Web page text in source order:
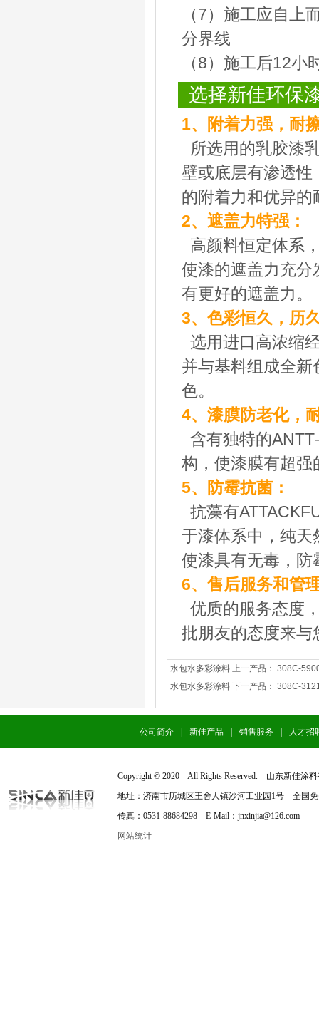
（7）施工应自上
分界线
（8）施工后12
选择新佳环保
1、附着力强，耐
所选用的乳胶漆
壁或底层有渗透
的附着力和优异的
2、遮盖力特强：
高颜料恒定体系
使漆的遮盖力充分
有更好的遮盖力。
3、色彩恒久，历
选用进口高浓缩
并与基料组成全
色。
4、漆膜防老化，
含有独特的
构，使漆膜有超强
5、防霉抗菌：
抗藻有
于漆体系中，纯天
使漆具有无毒，防
6、售后服务和管
优质的服务态度
批朋友的态度来与
水包水多彩涂料 上一产品： 308C-
水包水多彩涂料 下一产品： 308C-
公司简介 新佳产品 销售服务 人才招
Copyright © 2020 All Rights Reserved. 山东新佳涂
地址：济南市历城区王舍人镇沙河工业园1号 全国
传真：0531-88684298 E-Mail：jnxinjia@126.com
网站统计